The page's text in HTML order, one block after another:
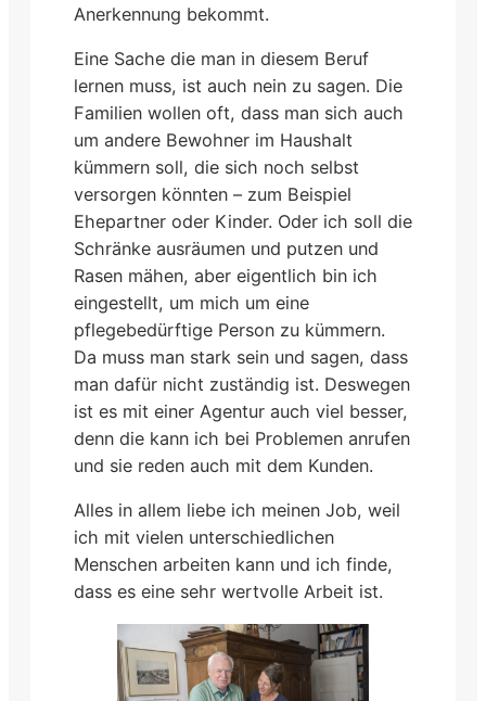
Anerkennung bekommt.
Eine Sache die man in diesem Beruf
lernen muss, ist auch nein zu sagen. Die
Familien wollen oft, dass man sich auch
um andere Bewohner im Haushalt
kümmern soll, die sich noch selbst
versorgen könnten – zum Beispiel
Ehepartner oder Kinder. Oder ich soll die
Schränke ausräumen und putzen und
Rasen mähen, aber eigentlich bin ich
eingestellt, um mich um eine
pflegebedürftige Person zu kümmern.
Da muss man stark sein und sagen, dass
man dafür nicht zuständig ist. Deswegen
ist es mit einer Agentur auch viel besser,
denn die kann ich bei Problemen anrufen
und sie reden auch mit dem Kunden.
Alles in allem liebe ich meinen Job, weil
ich mit vielen unterschiedlichen
Menschen arbeiten kann und ich finde,
dass es eine sehr wertvolle Arbeit ist.